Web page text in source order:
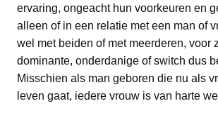
ervaring, ongeacht hun voorkeuren en
alleen of in een relatie met een man of
wel met beiden of met meerderen, voor
dominante, onderdanige of switch dus
Misschien als man geboren die nu als
leven gaat, iedere vrouw is van harte